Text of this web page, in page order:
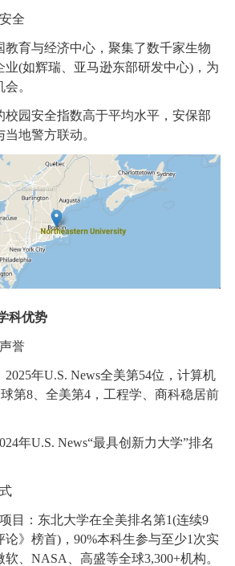
全
育与经济中心，聚集了数千家生物
业(如辉瑞、亚马逊东部研发中心)，为
。
园安全指数高于平均水平，安保部
地警方联动。
科优势
誉
年U.S. News全美第54位，计算机
球第8、全美第4，工程学、商科稳居前
U.S. News“最具创新力大学”排名
：东北大学在全美排名第1(连续9
》榜首)，90%本科生参与至少1次实
、NASA、高盛等全球3,300+机构。